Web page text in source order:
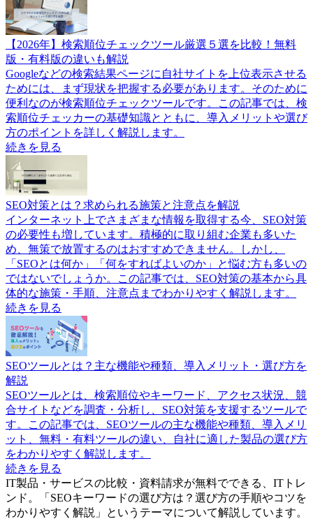
【2026年】検索順位チェックツール厳選５選を比較！無料
版・有料版の違いも解説
Googleなどの検索結果ページに自社サイトを上位表示させる
ためには、まず現状を把握する必要があります。そのために
便利なのが検索順位チェックツールです。この記事では、検
索順位チェッカーの基礎知識とともに、導入メリットや選び
方のポイントを詳しく解説します。
続きを見る
SEO対策とは？求められる施策と注意点を解説
インターネット上でさまざまな情報を取得する今、SEO対策
の必要性も増しています。積極的に取り組む企業も多いた
め、無策で放置するのはおすすめできません。しかし、
「SEOとは何か」「何をすればよいのか」と悩む方も多いの
ではないでしょうか。この記事では、SEO対策の基本から具
体的な施策・手順、注意点までわかりやすく解説します。
続きを見る
SEOツールとは？主な機能や種類、導入メリット・選び方を
解説
SEOツールとは、検索順位やキーワード、アクセス状況、競
合サイトなどを調査・分析し、SEO対策を支援するツールで
す。この記事では、SEOツールの主な機能や種類、導入メリ
ット、無料・有料ツールの違い、自社に適した製品の選び方
をわかりやすく解説します。
続きを見る
IT製品・サービスの比較・資料請求が無料でできる、ITトレ
ンド。「 SEOキーワードの選び方は？選び方の手順やコツを
わかりやすく解説 」というテーマについて解説しています。